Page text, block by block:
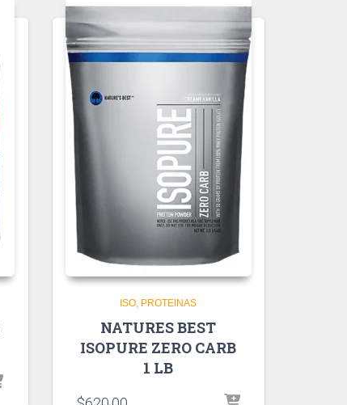
ISO PROTEINAS
NATURES BEST
ISOPURE ZERO CARB
1 LB